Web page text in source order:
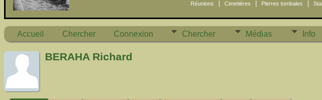
Réunions Cimetières Pierres tombales
Accueil Chercher Connexion Chercher Médias Info
BERAHA Richard